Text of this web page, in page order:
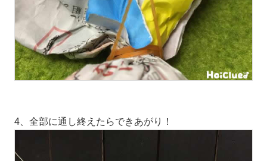
4、全部に通し終えたらできあがり！